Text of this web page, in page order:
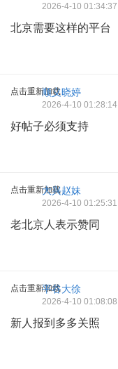
2026-4-10 01:34:37
北京需要这样的平台
点击重新加载顺义晓婷
2026-4-10 01:28:14
好帖子必须支持
点击重新加载大兴赵妹
2026-4-10 01:25:31
老北京人表示赞同
点击重新加载平谷大徐
2026-4-10 01:08:08
新人报到多多关照